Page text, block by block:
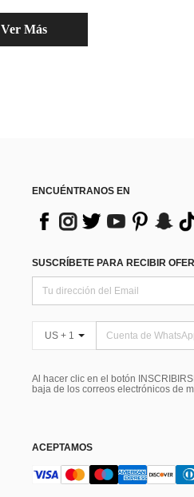
Ver Más
ENCUÉNTRANOS EN
SUSCRÍBETE PARA RECIBIR
US + 1
Al hacer clic en el botón
baja de los correos electrónicos de
ACEPTAMOS